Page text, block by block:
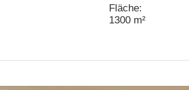
Fläche:
1300 m²